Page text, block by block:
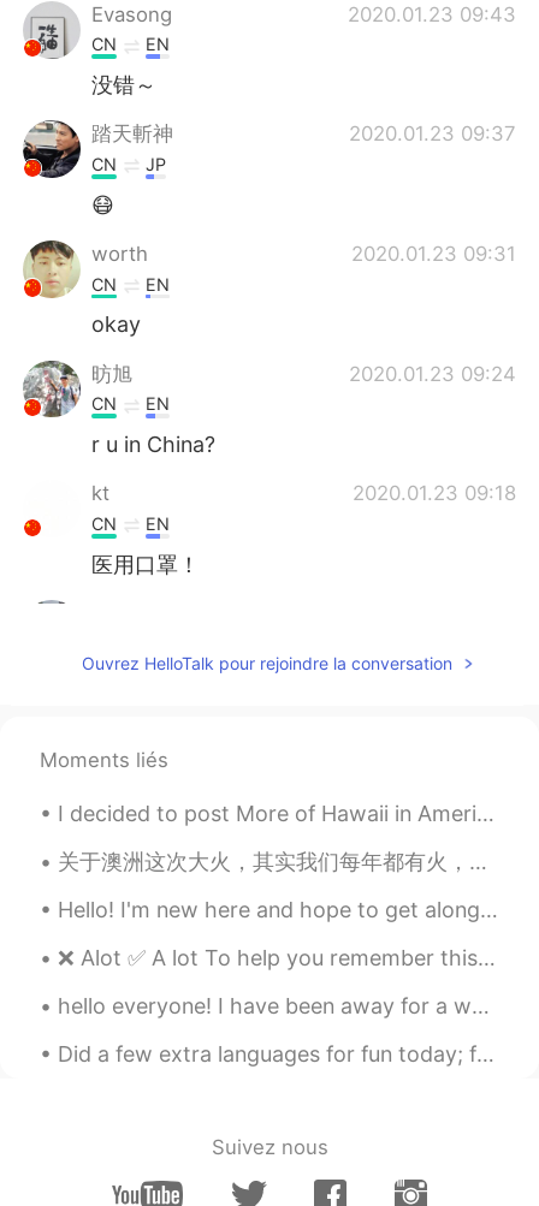
Evasong 2020.01.23 09:43
CN EN
没错～
踏天斬神 2020.01.23 09:37
CN JP
😷
worth 2020.01.23 09:31
CN EN
okay
昉旭 2020.01.23 09:24
CN EN
r u in China?
kt 2020.01.23 09:18
CN EN
医用口罩！
CN EN
🌀
Ouvrez HelloTalk pour rejoindre la conversation
Moments liés
I decided to post More of Hawaii in America there are many Chinese korean and Japanese people who...
关于澳洲这次大火，其实我们每年都有火，但是今年非常严重。 为什么这次烧的这么严重？我想你们通过报道都知道原因。 如果你想看我们国家的动物，可以去看”seven worlds one planet...
Hello! I'm new here and hope to get along with anyone / everyone and learn Chinese. 🤗🤗🤗 Jiayou!...
❌ Alot ✅ A lot To help you remember this: A lot / a little / a bit - all of these phrases are ...
hello everyone! I have been away for a while but I'm back, I thought I should post something so h...
Did a few extra languages for fun today; feel free to correct my pronunciation lol 😄😁 Tonight, I...
Suivez nous